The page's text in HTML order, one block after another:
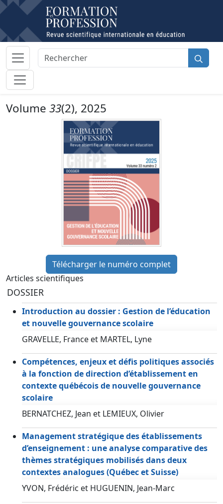
Volume 33(2), 2025
Articles scientifiques
DOSSIER
Introduction au dossier : Gestion de l’éducation
et nouvelle gouvernance scolaire
GRAVELLE, France et MARTEL, Lyne
Compétences, enjeux et défis politiques associés
à la fonction de direction d’établissement en
contexte québécois de nouvelle gouvernance
scolaire
BERNATCHEZ, Jean et LEMIEUX, Olivier
Management stratégique des établissements
d’enseignement : une analyse comparative des
thèmes stratégiques mobilisés dans deux
contextes analogues (Québec et Suisse)
YVON, Frédéric et HUGUENIN, Jean-Marc
Télécharger le numéro complet